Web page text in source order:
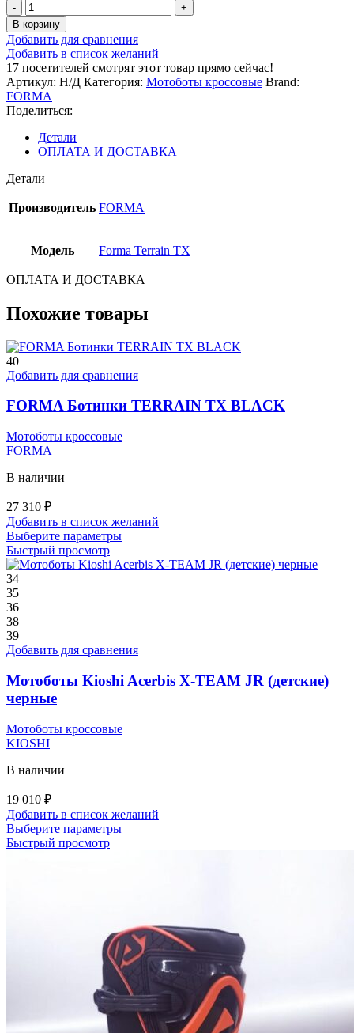
Количество
товара
Ботинки
FORMA
TERRAIN
TX
GREY/WHITE/YELLOWFLUO
В корзину
Добавить для сравнения
Добавить в список желаний
17 посетителей смотрят этот товар прямо сейчас!
Артикул: Н/Д Категория: Мотоботы кроссовые Brand:
FORMA
Поделиться:
Детали
ОПЛАТА И ДОСТАВКА
Детали
Производитель FORMA
Модель Forma Terrain TX
ОПЛАТА И ДОСТАВКА
Похожие товары
40
Добавить для сравнения
FORMA Ботинки TERRAIN TX BLACK
Мотоботы кроссовые
FORMA
В наличии
27 310 ₽
Добавить в список желаний
Выберите параметрыЭтот
имеет
на
товара.
Быстрый просмотр
34
35
36
38
39
Добавить для сравнения
Мотоботы Kioshi Acerbis X-TEAM JR (детские)
черные
Мотоботы кроссовые
KIOSHI
В наличии
19 010 ₽
Добавить в список желаний
Выберите параметрыЭтот
выбрать
на
странице
товара.
Быстрый просмотр